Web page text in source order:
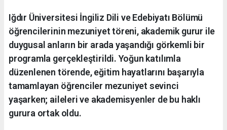
Iğdır Üniversitesi İngiliz Dili ve Edebiyatı Bölümü
öğrencilerinin mezuniyet töreni, akademik gurur ile
duygusal anların bir arada yaşandığı görkemli bir
programla gerçekleştirildi. Yoğun katılımla
düzenlenen törende, eğitim hayatlarını başarıyla
tamamlayan öğrenciler mezuniyet sevinci
yaşarken; aileleri ve akademisyenler de bu haklı
gurura ortak oldu.